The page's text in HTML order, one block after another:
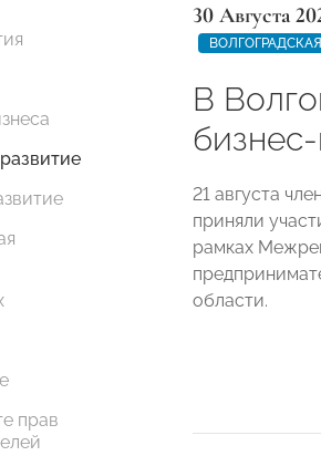
прав
30 Августа
В
21 августа
приняли
рамках
области.